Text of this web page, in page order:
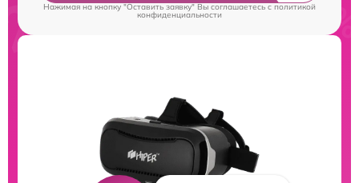
Нажимая на кнопку "Оставить заявку" Вы соглашаетесь cполитикой
конфиденциальности